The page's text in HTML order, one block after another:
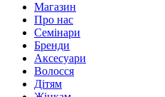
Магазин
Про нас
Семінари
Бренди
Аксесуари
Волосся
Дітям